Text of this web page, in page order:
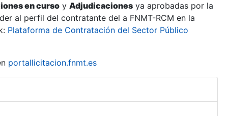
en curso y Adjudicaciones ya aprobadas por la
al perfil del contratante del a FNMT-RCM en la
Plataforma de Contratación del Sector Público
portallicitacion.fnmt.es